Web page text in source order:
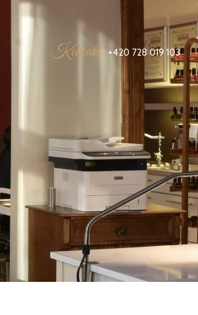
Kontakt +420 728 019 103